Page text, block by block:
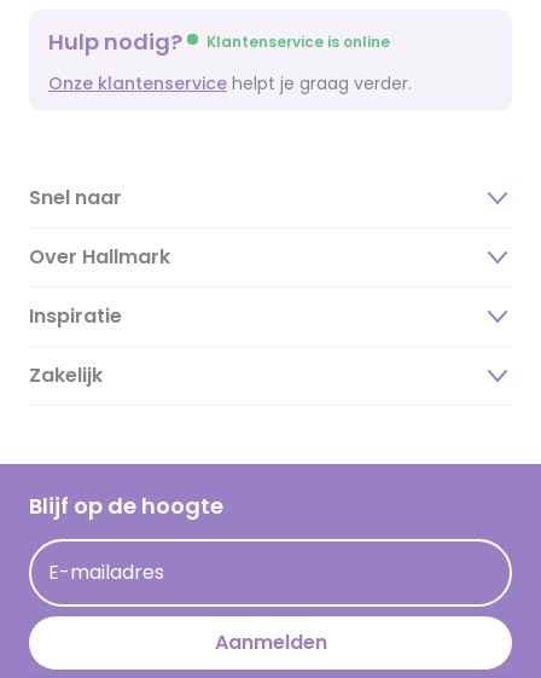
Hulp nodig? Klantenservice is online
Onze klantenservice helpt je graag verder.
Snel naar
Over Hallmark
Over ons
Duurzaamheid
Hallmark Kaartclub
Acties
Persberichten
Hallmark en Kinderpostzegels
Inspiratie
Magazine
Cadeau inspiratie
Kaartinspiratie
Zakelijk
Blijf op de hoogte
E-mailadres
Aanmelden